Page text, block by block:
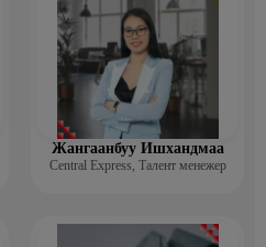
Жангаанбуу Ишхандмаа
Central Express, Талент менежер